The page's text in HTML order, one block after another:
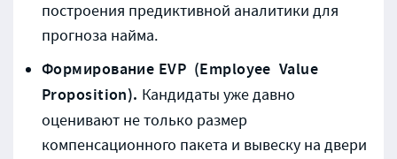
построения предиктивной аналитики для
прогноза найма.
Формирование EVP (Employee Value
Proposition). Кандидаты уже давно
оценивают не только размер
компенсационного пакета и вывеску на двери